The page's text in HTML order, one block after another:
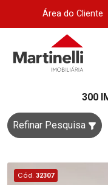
Área do Cliente
300
Refinar Pesquisa
Cód. 32307